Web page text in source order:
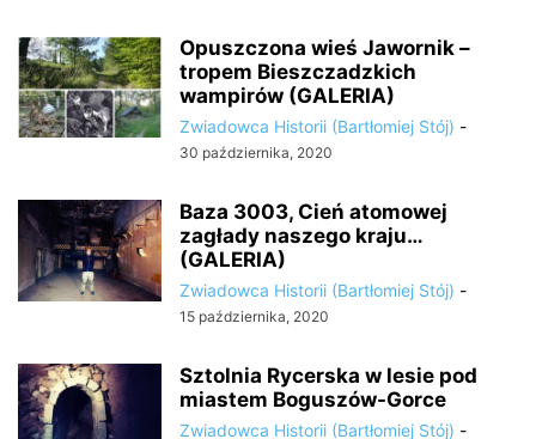
Opuszczona wieś Jawornik –
tropem Bieszczadzkich
wampirów (GALERIA)
Zwiadowca Historii (Bartłomiej Stój) -
30 października, 2020
Baza 3003, Cień atomowej
zagłady naszego kraju…
(GALERIA)
Zwiadowca Historii (Bartłomiej Stój) -
15 października, 2020
Sztolnia Rycerska w lesie pod
miastem Boguszów-Gorce
Zwiadowca Historii (Bartłomiej Stój) -